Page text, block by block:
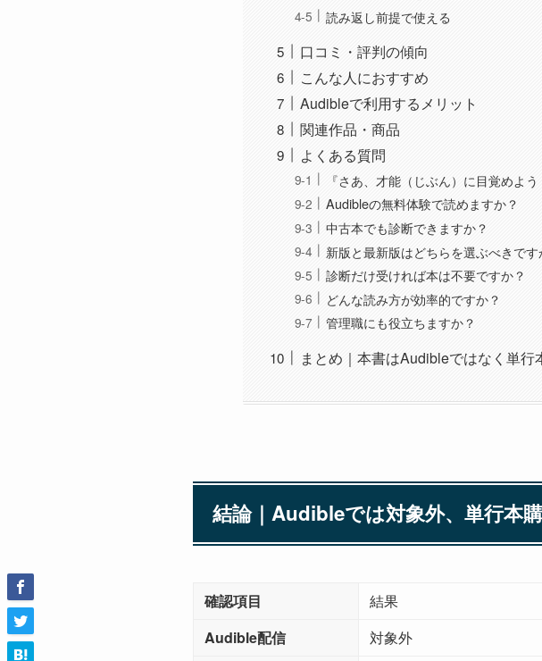
読み返し前提で使える
口コミ・評判の傾向
こんな人におすすめ
Audibleで利用するメリット
関連作品・商品
よくある質問
『さあ、才能（じぶん）に目覚めよ
Audibleの無料体験で読めますか？
中古本でも診断できますか？
新版と最新版はどちらを選ぶべきです
診断だけ受ければ本は不要ですか？
どんな読み方が効率的ですか？
管理職にも役立ちますか？
まとめ｜本書はAudibleではなく単行
結論｜Audibleでは対象外、単行本
確認項目
結果
Audible配信
対象外